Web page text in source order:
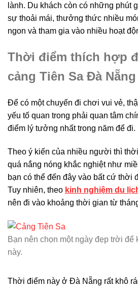
lành. Du khách còn có những phút
sự thoải mái, thưởng thức nhiều
ngon và tham gia vào nhiều hoạt
Thời điểm thích hợp
cảng Tiên Sa Đà Nẵng
Để có một chuyến đi chơi vui vẻ,
yếu tố quan trong phải quan tâm
điểm lý tưởng nhất trong năm để đi.
Theo ý kiến của nhiều người thì
quá nắng nóng khắc nghiệt như
bạn có thể đến đây vào bất cứ thời
Tuy nhiên, theo kinh nghiệm du
nên đi vào khoảng thời gian từ
Bạn nên chọn một ngày đẹp trời để
này.
Thời điểm này ở Đà Nẵng rất khô